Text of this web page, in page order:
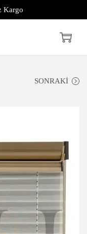
Kargo
SONRAKI